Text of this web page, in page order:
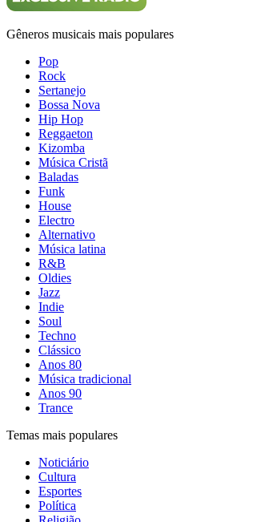
Gêneros musicais mais populares
Pop
Rock
Sertanejo
Bossa Nova
Hip Hop
Reggaeton
Kizomba
Música Cristã
Baladas
Funk
House
Electro
Alternativo
Música latina
R&B
Oldies
Jazz
Indie
Soul
Techno
Clássico
Anos 80
Música tradicional
Anos 90
Trance
Temas mais populares
Noticiário
Cultura
Esportes
Política